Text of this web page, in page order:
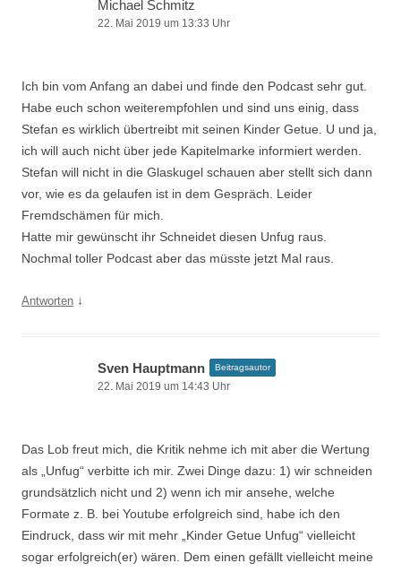
Michael Schmitz
22. Mai 2019 um 13:33 Uhr
Ich bin vom Anfang an dabei und finde den Podcast sehr gut.
Habe euch schon weiterempfohlen und sind uns einig, dass
Stefan es wirklich übertreibt mit seinen Kinder Getue. U und ja,
ich will auch nicht über jede Kapitelmarke informiert werden.
Stefan will nicht in die Glaskugel schauen aber stellt sich dann
vor, wie es da gelaufen ist in dem Gespräch. Leider
Fremdschämen für mich.
Hatte mir gewünscht ihr Schneidet diesen Unfug raus.
Nochmal toller Podcast aber das müsste jetzt Mal raus.
Antworten ↓
Sven Hauptmann Beitragsautor
22. Mai 2019 um 14:43 Uhr
Das Lob freut mich, die Kritik nehme ich mit aber die Wertung
als „Unfug“ verbitte ich mir. Zwei Dinge dazu: 1) wir schneiden
grundsätzlich nicht und 2) wenn ich mir ansehe, welche
Formate z. B. bei Youtube erfolgreich sind, habe ich den
Eindruck, dass wir mit mehr „Kinder Getue Unfug“ vielleicht
sogar erfolgreich(er) wären. Dem einen gefällt vielleicht meine